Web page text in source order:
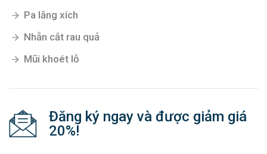
Pa lăng xích
Nhẵn cắt rau quả
Mũi khoét lỗ
Đăng ký ngay và được giảm giá
20%!